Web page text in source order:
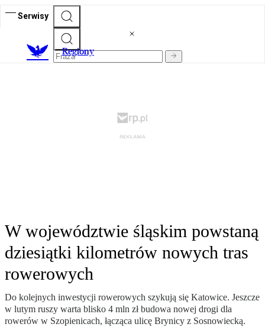
Serwisy
Regiony
W województwie śląskim powstaną
dziesiątki kilometrów nowych tras
rowerowych
Do kolejnych inwestycji rowerowych szykują się Katowice. Jeszcze
w lutym ruszy warta blisko 4 mln zł budowa nowej drogi dla
rowerów w Szopienicach, łącząca ulicę Brynicy z Sosnowiecką.